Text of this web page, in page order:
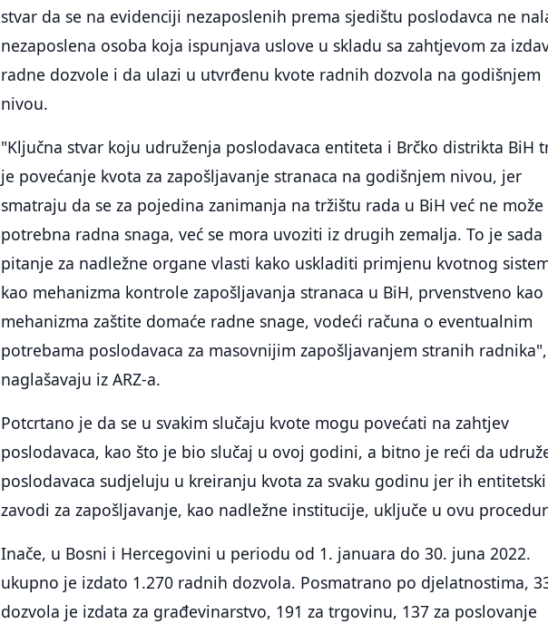
stvar da se na evidenciji nezaposlenih prema sjedištu poslodavca ne
nezaposlena osoba koja ispunjava uslove u skladu sa zahtjevom za
radne dozvole i da ulazi u utvrđenu kvote radnih dozvola na godišnjem
nivou.
"Ključna stvar koju udruženja poslodavaca entiteta i Brčko distrikta BiH
je povećanje kvota za zapošljavanje stranaca na godišnjem nivou, jer
smatraju da se za pojedina zanimanja na tržištu rada u BiH već ne može
potrebna radna snaga, već se mora uvoziti iz drugih zemalja. To je sada
pitanje za nadležne organe vlasti kako uskladiti primjenu kvotnog
kao mehanizma kontrole zapošljavanja stranaca u BiH, prvenstveno kao
mehanizma zaštite domaće radne snage, vodeći računa o eventualnim
potrebama poslodavaca za masovnijim zapošljavanjem stranih radnika",
naglašavaju iz ARZ-a.
Potcrtano je da se u svakim slučaju kvote mogu povećati na zahtjev
poslodavaca, kao što je bio slučaj u ovoj godini, a bitno je reći da
poslodavaca sudjeluju u kreiranju kvota za svaku godinu jer ih entitetski
zavodi za zapošljavanje, kao nadležne institucije, uključe u ovu
Inače, u Bosni i Hercegovini u periodu od 1. januara do 30. juna 2022.
ukupno je izdato 1.270 radnih dozvola. Posmatrano po djelatnostima,
dozvola je izdata za građevinarstvo, 191 za trgovinu, 137 za poslovanje